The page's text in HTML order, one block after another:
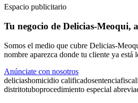
Espacio publicitario
Tu negocio de Delicias-Meoqui,
Somos el medio que cubre Delicias-
nombre aparezca donde tu cliente ya está
Anúnciate con nosotros
deliciashomicidio calificadosentencia
distritotuboprocedimiento especial